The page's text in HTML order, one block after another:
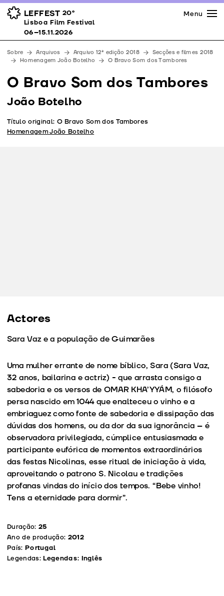
LEFFEST 20º
Lisboa Film Festival 06–15.11.2026
Prémios
Espaços
Apoios
Equipa
Downloads
Contactos
Menu
Lisboa Film Festival
06–15.11.2026
Sobre Arquivos Arquivo 12ª edição 2018
Secções e filmes 2018
Homenagem João Botelho
O Bravo Som dos Tambores
O Bravo Som dos Tambores
João Botelho
Título original: O Bravo Som dos Tambores
Homenagem João Botelho
Actores
Sara Vaz e a população de Guimarães
Uma mulher errante de nome bíblico, Sara (Sara Vaz,
32 anos, bailarina e actriz) - que arrasta consigo a
sabedoria e os versos de OMAR KHA’YYÁM, o filósofo
persa nascido em 1044 que enalteceu o vinho e a
embriaguez como fonte de sabedoria e dissipação das
dúvidas dos homens, ou da dor da sua ignorância – é
observadora privilegiada, cúmplice entusiasmada e
participante eufórica de momentos extraordinários
das festas Nicolinas, esse ritual de iniciação à vida,
aproveitando o patrono S. Nicolau e tradições
profanas vindas do início dos tempos. “Bebe vinho!
Tens a eternidade para dormir”.
Duração: 25
Ano de produção: 2012
País: Portugal
Legendas:Legendas: Inglês